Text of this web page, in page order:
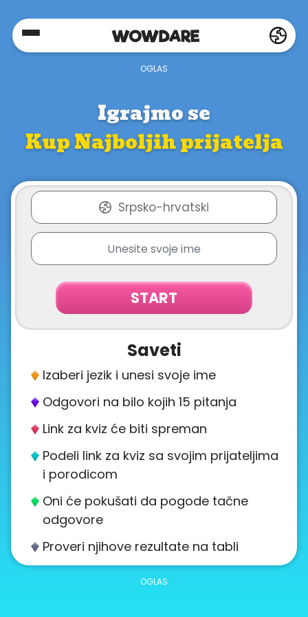
Home
Privacy
FAQ's
Terms
About
Contact
Igrajmo se
Kup Najboljih prijatelja
Srpsko-hrvatski
START
Saveti
Izaberi jezik i unesi svoje ime
Odgovori na bilo kojih 15 pitanja
Link za kviz će biti spreman
Podeli link za kviz sa svojim prijateljima
i porodicom
Oni će pokušati da pogode tačne
odgovore
Proveri njihove rezultate na tabli